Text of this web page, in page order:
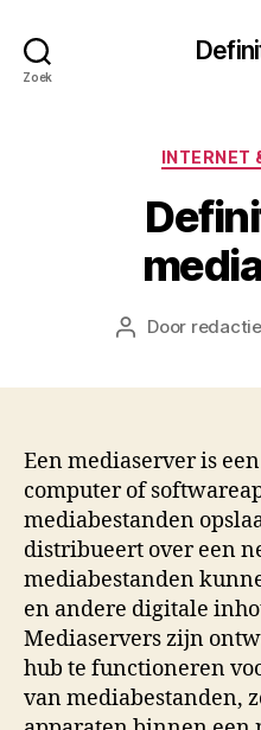
Zoek
INTERNET
Berichtauteur
Door redactie
Een mediaserver is
computer of
mediabestanden
distribueert over een
mediabestanden
en andere digitale
Mediaservers zijn
hub te functioneren
van mediabestanden,